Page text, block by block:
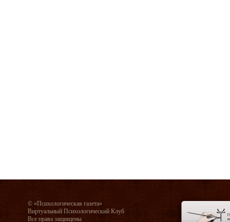
© «Психологическая газета»
Виртуальный Психологический Клуб
Все права защищены